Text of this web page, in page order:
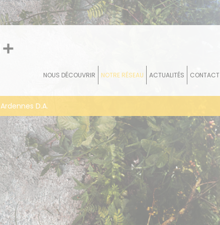
NOUS DÉCOUVRIR NOTRE RÉSEAU ACTUALITÉS CONTACT
Ardennes D.A.